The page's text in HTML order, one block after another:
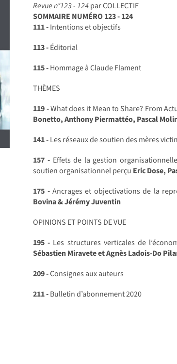
Revue n°123 - 124par COLLECTIF
SOMMAIRE NUMÉRO 123 - 124
111 -Intentions et objectifs
113 -Éditorial
115 -Hommage à Claude Flament
THÈMES
119 -What does it Mean to Share? From
Bonetto, Anthony Piermattéo, Pascal
141 -Les réseaux de soutien des mères
157 - Effets de la gestion
soutien organisationnel perçu Eric Dose,
175 -Ancrages et objectivations de la
Bovina & Jérémy Juventin
OPINIONS ET POINTS DE VUE
195 - Les structures verticales de
Sébastien Miravete et Agnès Ladois-Do
209 -Consignes aux auteurs
211 -Bulletin d’abonnement 2020